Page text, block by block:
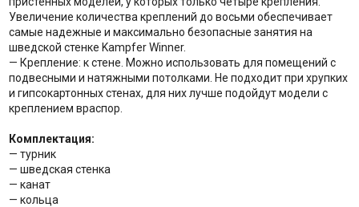
Увеличение количества креплений до восьми обеспечивает
самые надежные и максимально безопасные занятия на
шведской стенке Kampfer Winner.
— Крепление: к стене. Можно использовать для помещений с
подвесными и натяжными потолками. Не подходит при хрупких
и гипсокартонных стенах, для них лучше подойдут модели с
креплением враспор.
Комплектация:
— турник
— шведская стенка
— канат
— кольца